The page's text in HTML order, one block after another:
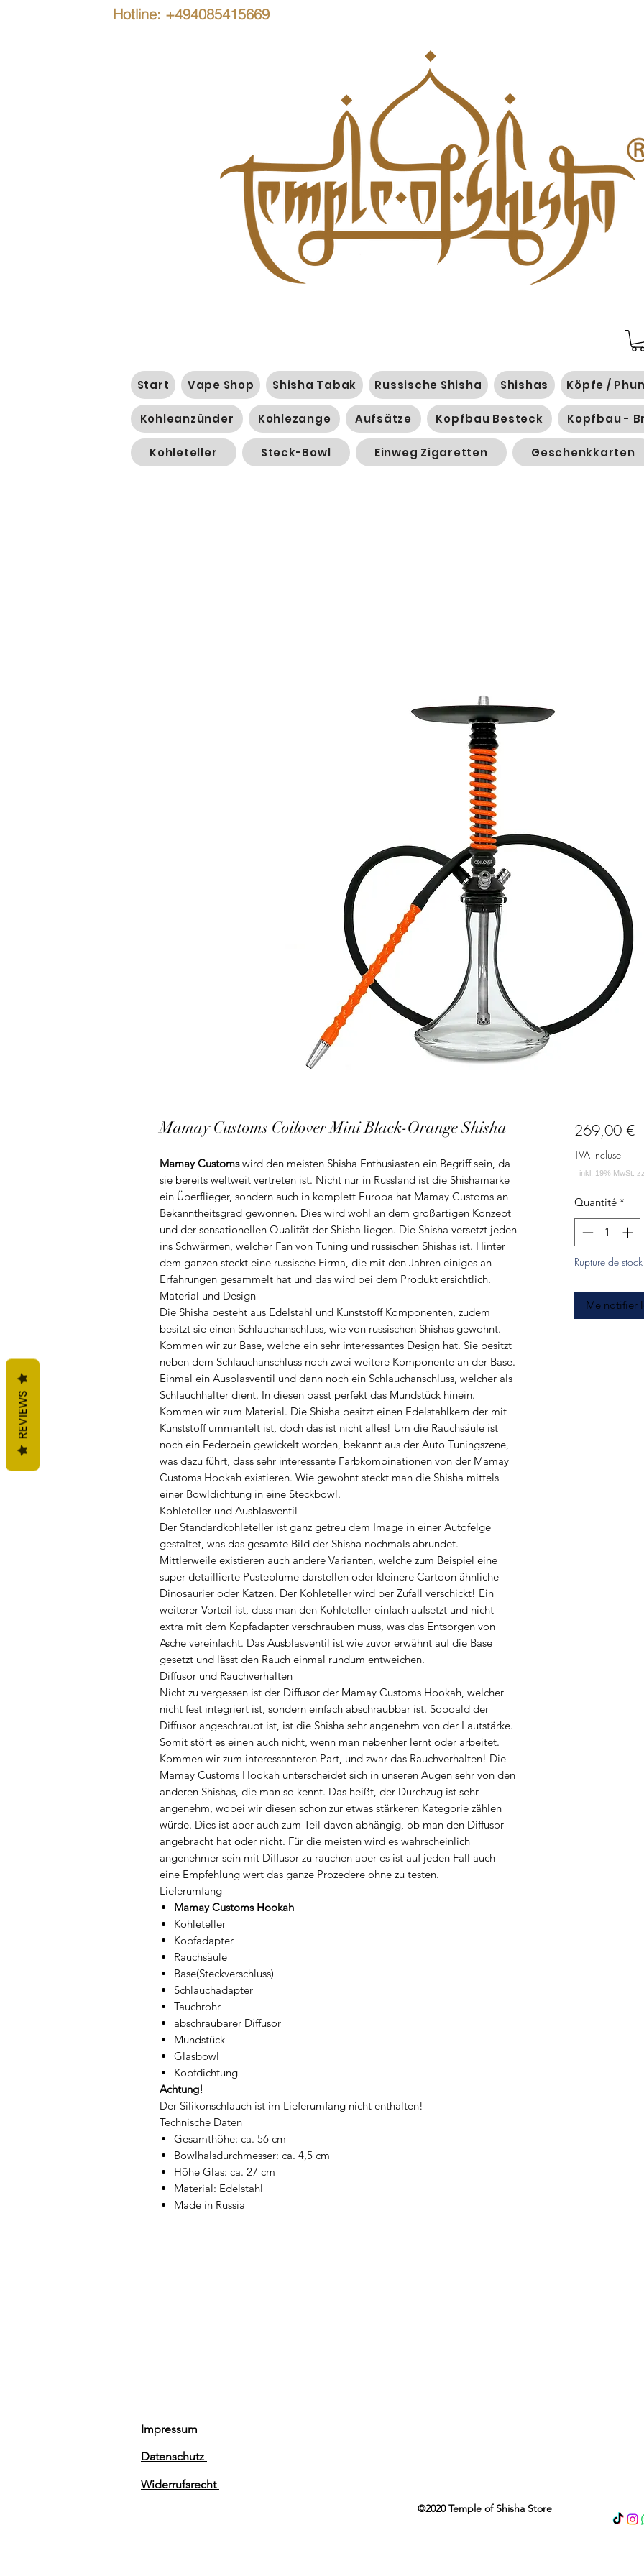
Hotline: +494085415669
Start Vape Shop Shisha Tabak Russische Shisha Shishas Köpfe /
Kohleanzünder Kohlezange Aufsätze Kopfbau Besteck Kopfbau -
Kohleteller Steck-Bowl Einweg Zigaretten Geschenkkarten
Mamay Customs Coilover Mini Black-Orange Shisha
Mamay Customswird den meisten Shisha Enthusiasten ein Begriff sein, da
sie bereits weltweit vertreten ist. Nicht nur in Russland ist die Shishamarke
ein Überflieger, sondern auch in komplett Europa hat Mamay Customs an
Bekanntheitsgrad gewonnen. Dies wird wohl an dem großartigen Konzept
und der sensationellen Qualität der Shisha liegen. Die Shisha versetzt jeden
ins Schwärmen, welcher Fan von Tuning und russischen Shishas ist. Hinter
dem ganzen steckt eine russische Firma, die mit den Jahren einiges an
Erfahrungen gesammelt hat und das wird bei dem Produkt ersichtlich.
Material und Design
Die Shisha besteht aus Edelstahl und Kunststoff Komponenten, zudem
besitzt sie einen Schlauchanschluss, wie von russischen Shishas gewohnt.
Kommen wir zur Base, welche ein sehr interessantes Design hat. Sie besitzt
neben dem Schlauchanschluss noch zwei weitere Komponente an der Base.
Einmal ein Ausblasventil und dann noch ein Schlauchanschluss, welcher als
Schlauchhalter dient. In diesen passt perfekt das Mundstück hinein.
Kommen wir zum Material. Die Shisha besitzt einen Edelstahlkern der mit
Kunststoff ummantelt ist, doch das ist nicht alles! Um die Rauchsäule ist
noch ein Federbein gewickelt worden, bekannt aus der Auto Tuningszene,
was dazu führt, dass sehr interessante Farbkombinationen von der Mamay
Customs Hookah existieren. Wie gewohnt steckt man die Shisha mittels
einer Bowldichtung in eine Steckbowl.
Kohleteller und Ausblasventil
Der Standardkohleteller ist ganz getreu dem Image in einer Autofelge
gestaltet, was das gesamte Bild der Shisha nochmals abrundet.
Mittlerweile existieren auch andere Varianten, welche zum Beispiel eine
super detaillierte Pusteblume darstellen oder kleinere Cartoon ähnliche
Dinosaurier oder Katzen. Der Kohleteller wird per Zufall verschickt! Ein
weiterer Vorteil ist, dass man den Kohleteller einfach aufsetzt und nicht
extra mit dem Kopfadapter verschrauben muss, was das Entsorgen von
Asche vereinfacht. Das Ausblasventil ist wie zuvor erwähnt auf die Base
gesetzt und lässt den Rauch einmal rundum entweichen.
Diffusor und Rauchverhalten
Nicht zu vergessen ist der Diffusor der Mamay Customs Hookah, welcher
nicht fest integriert ist, sondern einfach abschraubbar ist. Soboald der
Diffusor angeschraubt ist, ist die Shisha sehr angenehm von der Lautstärke.
Somit stört es einen auch nicht, wenn man nebenher lernt oder arbeitet.
Kommen wir zum interessanteren Part, und zwar das Rauchverhalten! Die
Mamay Customs Hookah unterscheidet sich in unseren Augen sehr von den
anderen Shishas, die man so kennt. Das heißt, der Durchzug ist sehr
angenehm, wobei wir diesen schon zur etwas stärkeren Kategorie zählen
würde. Dies ist aber auch zum Teil davon abhängig, ob man den Diffusor
angebracht hat oder nicht. Für die meisten wird es wahrscheinlich
angenehmer sein mit Diffusor zu rauchen aber es ist auf jeden Fall auch
eine Empfehlung wert das ganze Prozedere ohne zu testen.
Lieferumfang
Mamay Customs Hookah
Kohleteller
Kopfadapter
Rauchsäule
Base(Steckverschluss)
Schlauchadapter
Tauchrohr
abschraubarer Diffusor
Mundstück
Glasbowl
Kopfdichtung
Achtung!
Der Silikonschlauch ist im Lieferumfang nicht enthalten!
Technische Daten
Gesamthöhe: ca. 56 cm
Bowlhalsdurchmesser: ca. 4,5 cm
Höhe Glas: ca. 27 cm
Material: Edelstahl
Made in Russia
269,00 €
TVA Incluse
Quantité *
Rupture de stock
Me notifier
Impressum
Datenschutz
Widerrufsrecht
©2020 Temple of Shisha Store
REVIEWS